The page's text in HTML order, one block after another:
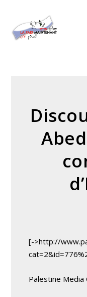
[->http://
Palestine